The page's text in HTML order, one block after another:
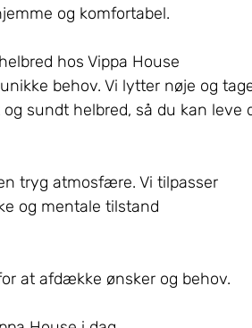
og komfortabel.
hos Vippa House
behov. Vi lytter nøje og
sundt helbred, så du kan leve
tryg atmosfære. Vi tilpasser
og mentale tilstand
at afdække ønsker og behov.